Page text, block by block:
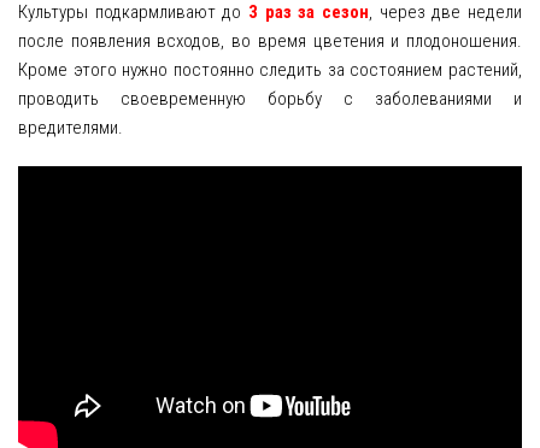
Культуры подкармливают до 3 раз за сезон, через две недели
после появления всходов, во время цветения и плодоношения.
Кроме этого нужно постоянно следить за состоянием растений,
проводить своевременную борьбу с заболеваниями и
вредителями.